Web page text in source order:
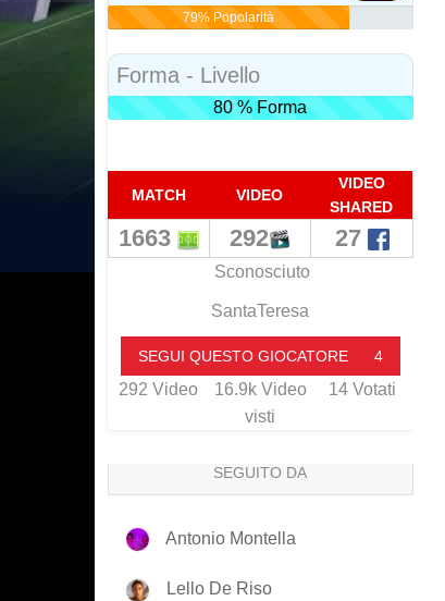
79% Popolarità
Forma - Livello
80 % Forma
MATCH VIDEO
VIDEO
SHARED
1663 292 27
Sconosciuto
SantaTeresa
SEGUI QUESTO GIOCATORE 4
292 Video 16.9k Video
visti
14 Votati
SEGUITO DA
Antonio Montella
Lello De Riso